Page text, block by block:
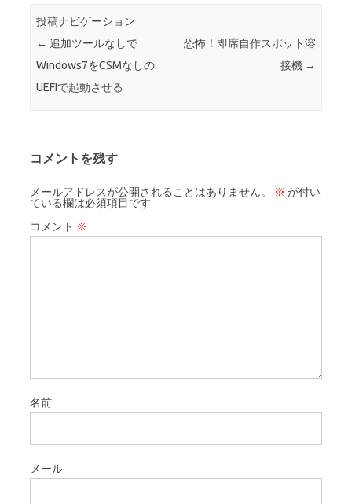
投稿ナビゲーション
← 追加ツールなしで
Windows7をCSMなしの
UEFIで起動させる
恐怖！即席自作スポット溶
接機 →
コメントを残す
メールアドレスが公開されることはありません。 ※ が付い
ている欄は必須項目です
コメント ※
名前
メール